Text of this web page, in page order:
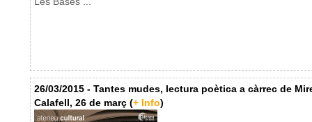
26/03/2015 - Tantes mudes, lectura poètica a càrrec de
Calafell, 26 de març (+ Info)